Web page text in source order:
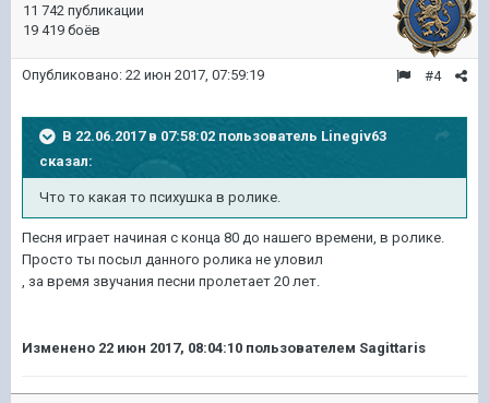
11 742 публикации
19 419 боёв
#4
Опубликовано: 22 июн 2017, 07:59:19
В 22.06.2017 в 07:58:02 пользователь Linegiv63
сказал:
Что то какая то психушка в ролике.
Песня играет начиная с конца 80 до нашего времени, в ролике.
Просто ты посыл данного ролика не уловил
, за время звучания песни пролетает 20 лет.
Изменено 22 июн 2017, 08:04:10 пользователем Sagittaris